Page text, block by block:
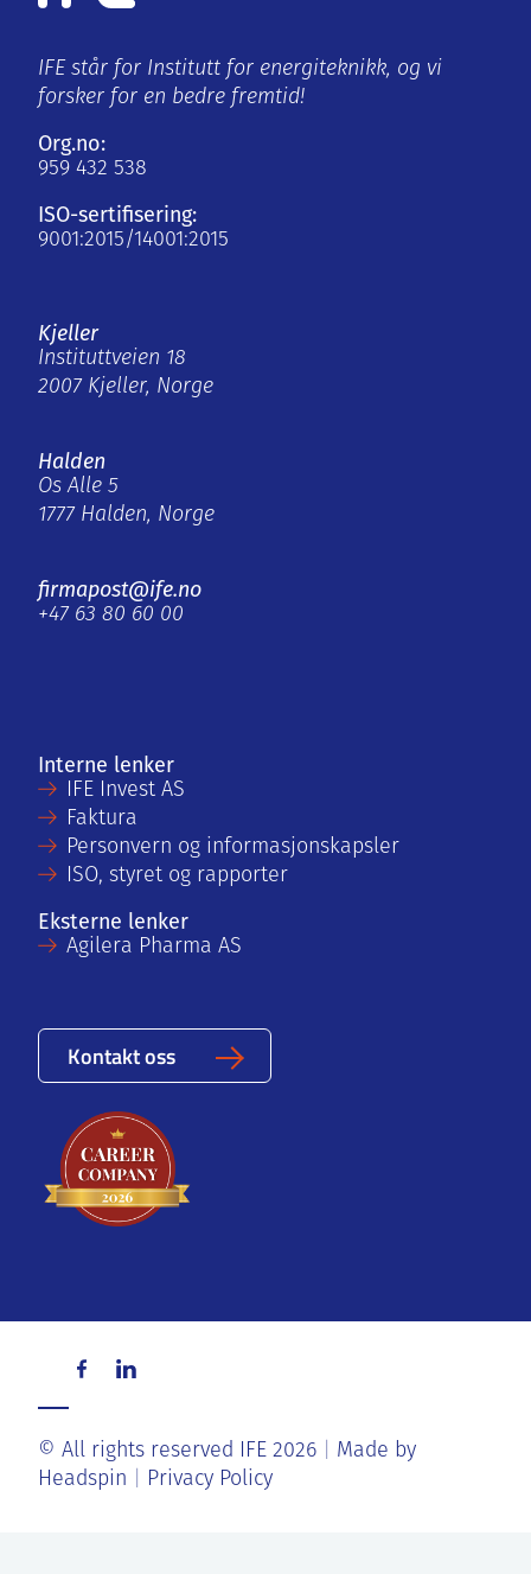
IFE står for Institutt for energiteknikk, og vi
forsker for en bedre fremtid!
Org.no:
959 432 538
ISO-sertifisering:
9001:2015/14001:2015
Kjeller
Instituttveien 18
2007 Kjeller, Norge
Halden
Os Alle 5
1777 Halden, Norge
firmapost@ife.no
+47 63 80 60 00
Interne lenker
IFE Invest AS
Faktura
Personvern og informasjonskapsler
ISO, styret og rapporter
Eksterne lenker
Agilera Pharma AS
Kontakt oss
© All rights reserved IFE 2026
Made by
Headspin
Privacy Policy